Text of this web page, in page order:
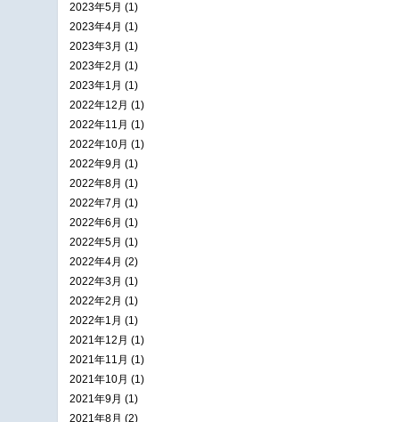
2023年5月 (1)
2023年4月 (1)
2023年3月 (1)
2023年2月 (1)
2023年1月 (1)
2022年12月 (1)
2022年11月 (1)
2022年10月 (1)
2022年9月 (1)
2022年8月 (1)
2022年7月 (1)
2022年6月 (1)
2022年5月 (1)
2022年4月 (2)
2022年3月 (1)
2022年2月 (1)
2022年1月 (1)
2021年12月 (1)
2021年11月 (1)
2021年10月 (1)
2021年9月 (1)
2021年8月 (2)